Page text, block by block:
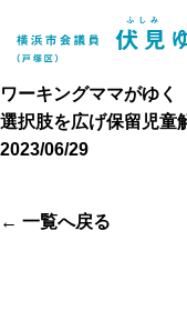
ワーキングママがゆく
選択肢を広げ保留児童
2023/06/29
← 一覧へ戻る